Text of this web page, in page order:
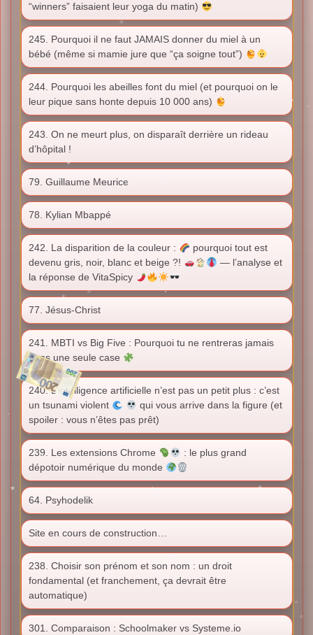
“winners” faisaient leur yoga du matin)
245. Pourquoi il ne faut JAMAIS donner du miel à un
bébé (même si mamie jure que “ça soigne tout”)
244. Pourquoi les abeilles font du miel (et pourquoi on le
leur pique sans honte depuis 10 000 ans)
243. On ne meurt plus, on disparaît derrière un rideau
d’hôpital !
79. Guillaume Meurice
78. Kylian Mbappé
242. La disparition de la couleur :
pourquoi tout est
devenu gris, noir, blanc et beige ?!
— l’analyse et
la réponse de VitaSpicy
77. Jésus-Christ
241. MBTI vs Big Five : Pourquoi tu ne rentreras jamais
dans une seule case
240. L’intelligence artificielle n’est pas un petit plus : c’est
un tsunami violent
qui vous arrive dans la figure (et
spoiler : vous n’êtes pas prêt)
239. Les extensions Chrome
: le plus grand
dépotoir numérique du monde
64. Psyhodelik
Site en cours de construction…
238. Choisir son prénom et son nom : un droit
fondamental (et franchement, ça devrait être
automatique)
301. Comparaison : Schoolmaker vs Systeme.io